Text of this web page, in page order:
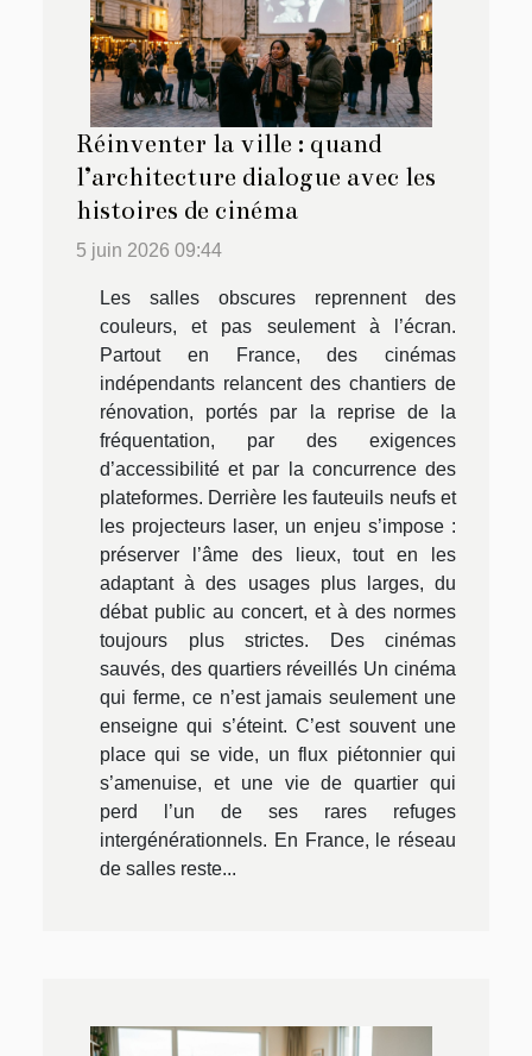
Réinventer la ville : quand
l’architecture dialogue avec les
histoires de cinéma
5 juin 2026 09:44
Les salles obscures reprennent des
couleurs, et pas seulement à l’écran.
Partout en France, des cinémas
indépendants relancent des chantiers de
rénovation, portés par la reprise de la
fréquentation, par des exigences
d’accessibilité et par la concurrence des
plateformes. Derrière les fauteuils neufs et
les projecteurs laser, un enjeu s’impose :
préserver l’âme des lieux, tout en les
adaptant à des usages plus larges, du
débat public au concert, et à des normes
toujours plus strictes. Des cinémas
sauvés, des quartiers réveillés Un cinéma
qui ferme, ce n’est jamais seulement une
enseigne qui s’éteint. C’est souvent une
place qui se vide, un flux piétonnier qui
s’amenuise, et une vie de quartier qui
perd l’un de ses rares refuges
intergénérationnels. En France, le réseau
de salles reste...